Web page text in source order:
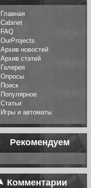
Главная
Cabinet
FAQ
OurProjects
Архив новостей
Архив статей
Галерея
Опросы
Поиск
Популярное
Статьи
Игры и автоматы
Рекомендуем
Комментарии